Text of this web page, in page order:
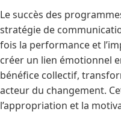
Le succès des
stratégie de
fois la performance et
créer un lien émotionnel
bénéfice collectif,
acteur du changement.
l’appropriation et la